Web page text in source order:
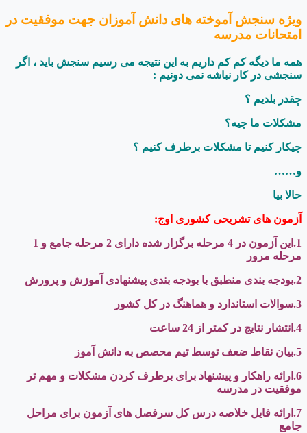
ویژه سنجش آموخته های دانش آموزان جهت موفقیت در
امتحانات مدرسه
همه ما دیگه کم کم داریم به این نتیجه می رسیم سنجش باید ، اگر
سنجشی در کار نباشه نمی دونیم :
چقدر بلدیم ؟
مشکلات ما چیه؟
چیکار کنیم تا مشکلات برطرف کنیم ؟
و……
حالا بیا
آزمون های تشریحی کشوری اوج:
1.این آزمون در 4 مرحله برگزار شده دارای 2 مرحله جامع و 1
مرحله مرور
2.بودجه بندی منطبق با بودجه بندی پیشنهادی آموزش و پرورش
3.سوالات استاندارد و هماهنگ در کل کشور
4.انتشار نتایج در کمتر از 24 ساعت
5.بیان نقاط ضعف توسط تیم محصص به دانش آموز
6.ارائه راهکار و پیشنهاد برای برطرف کردن مشکلات و مهم تر
موفقیت در مدرسه
7.ارائه فایل خلاصه درس کل سرفصل های آزمون برای مراحل
جامع